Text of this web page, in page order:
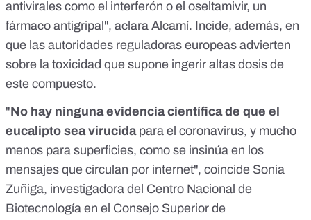
antivirales como el interferón o el oseltamivir, un
fármaco antigripal", aclara Alcamí. Incide, además, en
que las autoridades reguladoras europeas advierten
sobre la toxicidad que supone ingerir altas dosis de
este compuesto.
"No hay ninguna evidencia científica de que el
eucalipto sea virucidapara el coronavirus, y mucho
menos para superficies, como se insinúa en los
mensajes que circulan por internet", coincide Sonia
Zuñiga, investigadora del Centro Nacional de
Biotecnología en el Consejo Superior de